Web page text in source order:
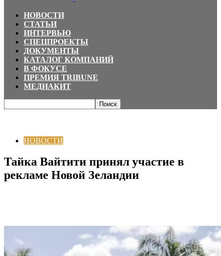
НОВОСТИ
СТАТЬИ
ИНТЕРВЬЮ
СПЕЦПРОЕКТЫ
ДОКУМЕНТЫ
КАТАЛОГ КОМПАНИЙ
В ФОКУСЕ
ПРЕМИЯ TRIBUNE
МЕДИАКИТ
НОВОСТИ
Тайка Вайтити принял участие в
рекламе Новой Зеландии